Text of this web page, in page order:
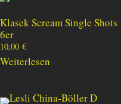
Klasek Scream Single Shots
6er
10,00 €
Weiterlesen